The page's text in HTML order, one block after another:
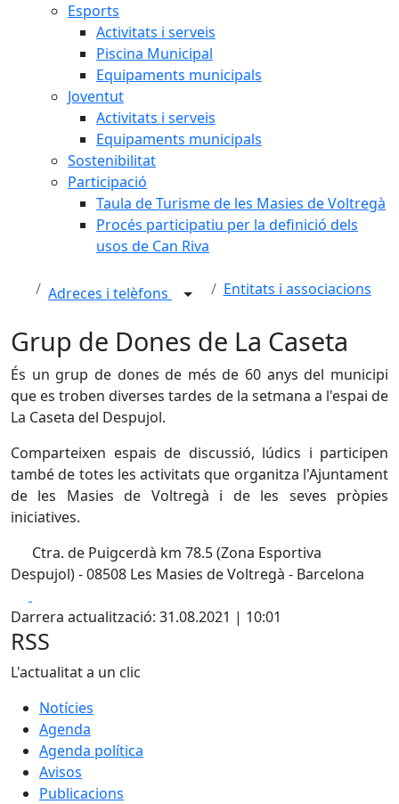
Esports
Activitats i serveis
Piscina Municipal
Equipaments municipals
Joventut
Activitats i serveis
Equipaments municipals
Sostenibilitat
Participació
Taula de Turisme de les Masies de Voltregà
Procés participatiu per la definició dels
usos de Can Riva
Adreces i telèfons Entitats i associacions
Grup de Dones de La Caseta
És un grup de dones de més de 60 anys del municipi
que es troben diverses tardes de la setmana a l'espai de
La Caseta del Despujol.
Comparteixen espais de discussió, lúdics i participen
també de totes les activitats que organitza l'Ajuntament
de les Masies de Voltregà i de les seves pròpies
iniciatives.
Ctra. de Puigcerdà km 78.5 (Zona Esportiva
Despujol) - 08508 Les Masies de Voltregà - Barcelona
Darrera actualització: 31.08.2021 | 10:01
RSS
L'actualitat a un clic
Notícies
Agenda
Agenda política
Avisos
Publicacions